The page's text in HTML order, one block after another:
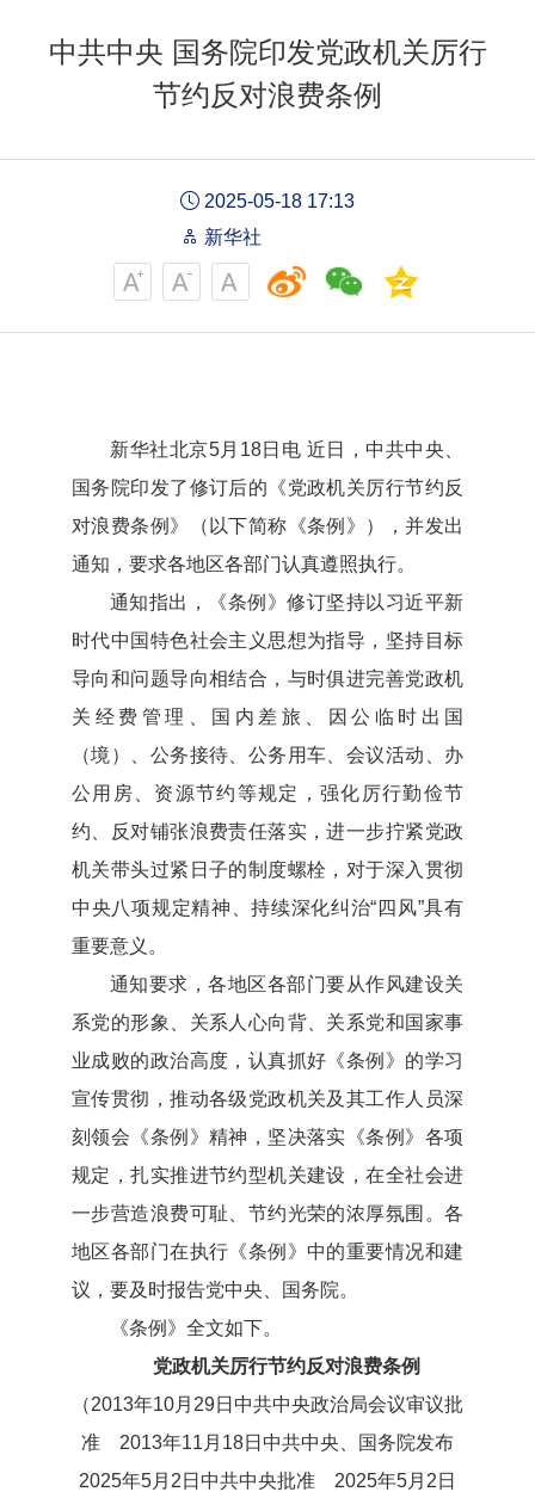
中共中央 国务院印发党政机关厉行
节约反对浪费条例
2025-05-18 17:13
新华社
新华社北京5月18日电 近日，中共中央、
国务院印发了修订后的《党政机关厉行节约反
对浪费条例》（以下简称《条例》），并发出
通知，要求各地区各部门认真遵照执行。
通知指出，《条例》修订坚持以习近平新
时代中国特色社会主义思想为指导，坚持目标
导向和问题导向相结合，与时俱进完善党政机
关经费管理、国内差旅、因公临时出国
（境）、公务接待、公务用车、会议活动、办
公用房、资源节约等规定，强化厉行勤俭节
约、反对铺张浪费责任落实，进一步拧紧党政
机关带头过紧日子的制度螺栓，对于深入贯彻
中央八项规定精神、持续深化纠治“四风”具有
重要意义。
通知要求，各地区各部门要从作风建设关
系党的形象、关系人心向背、关系党和国家事
业成败的政治高度，认真抓好《条例》的学习
宣传贯彻，推动各级党政机关及其工作人员深
刻领会《条例》精神，坚决落实《条例》各项
规定，扎实推进节约型机关建设，在全社会进
一步营造浪费可耻、节约光荣的浓厚氛围。各
地区各部门在执行《条例》中的重要情况和建
议，要及时报告党中央、国务院。
《条例》全文如下。
党政机关厉行节约反对浪费条例
（2013年10月29日中共中央政治局会议审议批
准 2013年11月18日中共中央、国务院发布
2025年5月2日中共中央批准 2025年5月2日